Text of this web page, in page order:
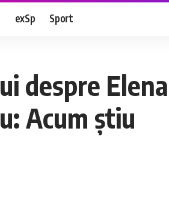
exSp Sport
despre
Acum știu